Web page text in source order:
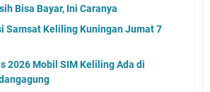
Bisa Bayar, Ini Caranya
Samsat Keliling Kuningan Jumat 7
2026 Mobil SIM Keliling Ada di